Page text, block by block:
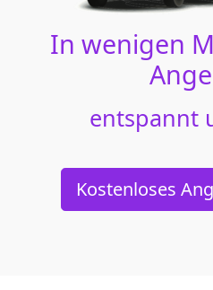
In wenigen
entspannt
Kostenloses